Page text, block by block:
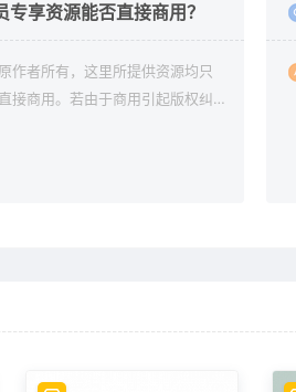
享资源能否直接商用？
作者所有，这里所提供资源均只
接商用。若由于商用引起版权纠